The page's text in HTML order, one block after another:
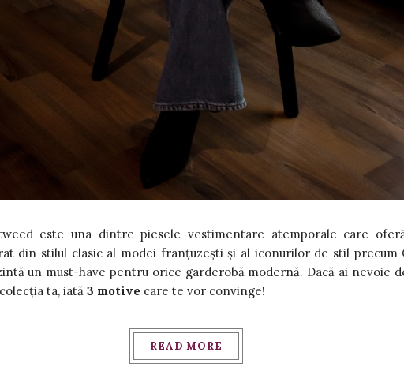
este una dintre piesele vestimentare atemporale care
din stilul clasic al modei franțuzești și al iconurilor de stil precum
un must-have pentru orice garderobă modernă. Dacă ai nevoie
ta, iată 3 motive care te vor convinge!
READ MORE